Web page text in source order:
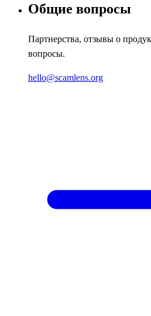
Общие вопросы
Партнерства, отзывы о
вопросы.
hello@scamlens.org